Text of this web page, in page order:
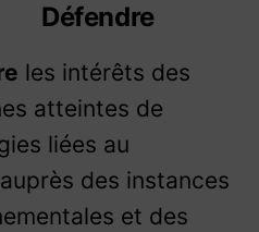
Défendre
les intérêts des
atteintes de
liées au
des instances
et des